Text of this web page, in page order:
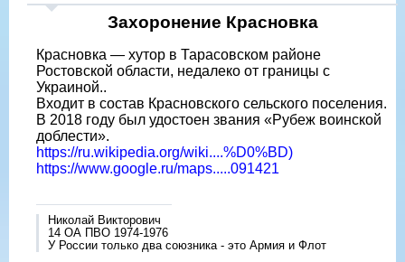
Захоронение Красновка
Красновка — хутор в Тарасовском районе
Ростовской области, недалеко от границы с
Украиной..
Входит в состав Красновского сельского поселения.
В 2018 году был удостоен звания «Рубеж воинской
доблести».
https://ru.wikipedia.org/wiki....%D0%BD)
https://www.google.ru/maps.....091421
Николай Викторович
14 ОА ПВО 1974-1976
У России только два союзника - это Армия и Флот